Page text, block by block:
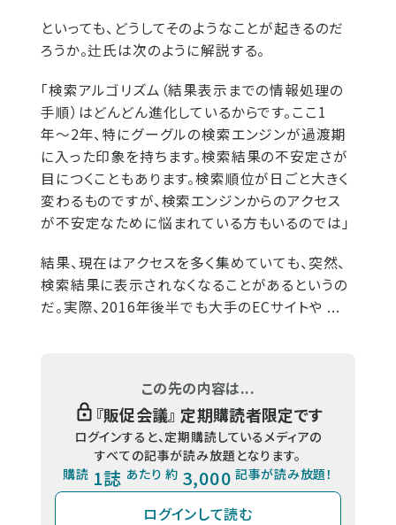
といっても、どうしてそのようなことが起きるのだ
ろうか。辻氏は次のように解説する。
「検索アルゴリズム（結果表示までの情報処理の
手順）はどんどん進化しているからです。ここ1
年〜2年、特にグーグルの検索エンジンが過渡期
に入った印象を持ちます。検索結果の不安定さが
目につくこともあります。検索順位が日ごと大きく
変わるものですが、検索エンジンからのアクセス
が不安定なために悩まれている方もいるのでは」
結果、現在はアクセスを多く集めていても、突然、
検索結果に表示されなくなることがあるというの
だ。実際、2016年後半でも大手のECサイトや ...
この先の内容は...
『販促会議』 定期購読者限定です
ログインすると、定期購読しているメディアの
すべての記事が読み放題となります。
購読 1誌 あたり 約 3,000 記事が読み放題！
ログインして読む